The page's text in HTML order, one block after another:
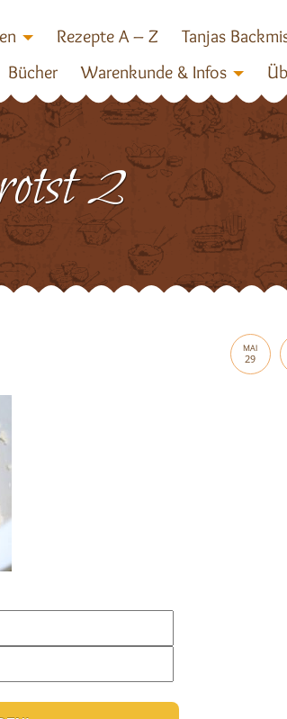
Rezepte A – Z Tanjas
Bücher Warenkunde & Infos
2
MAI
29